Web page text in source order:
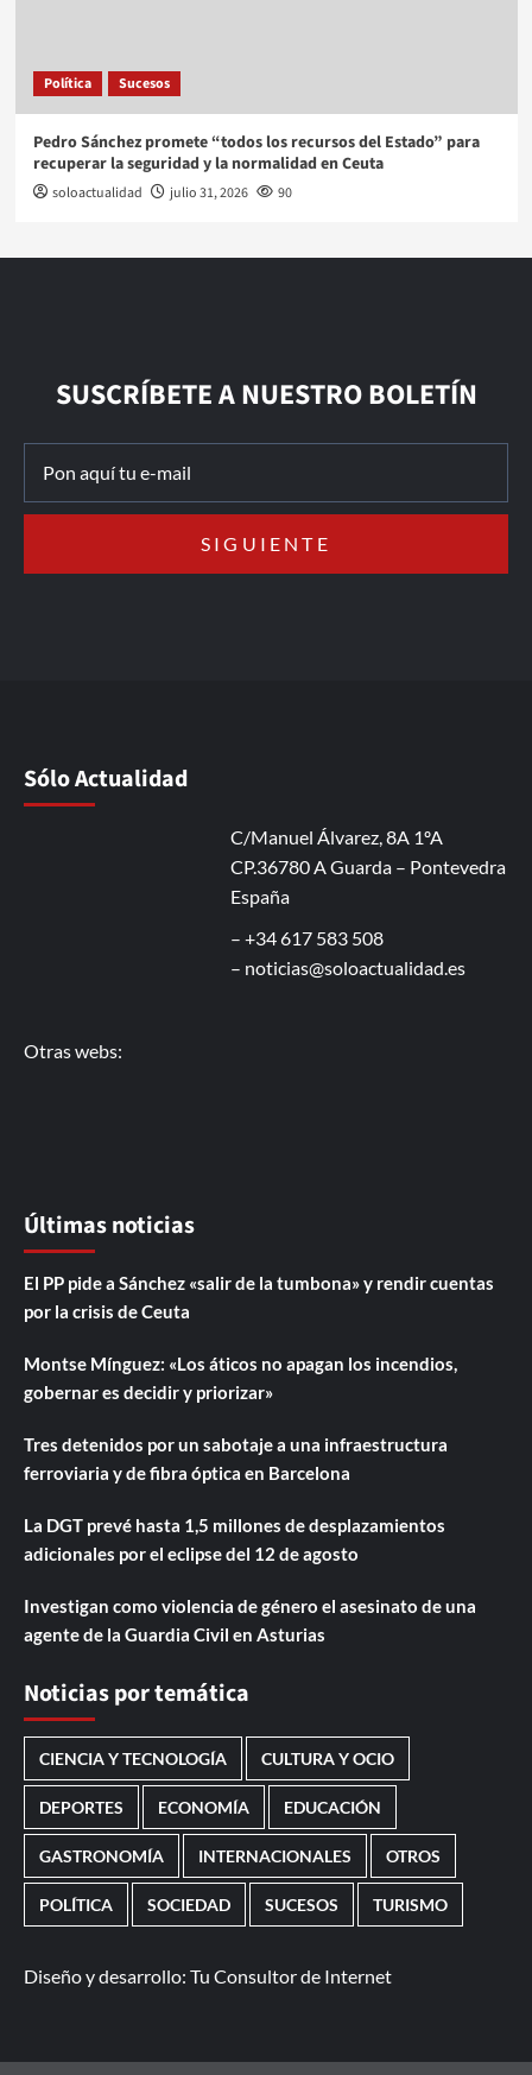
Política Sucesos
Pedro Sánchez promete “todos los recursos del Estado” para
recuperar la seguridad y la normalidad en Ceuta
soloactualidad julio 31, 2026 90
SUSCRÍBETE A NUESTRO BOLETÍN
Sólo Actualidad
C/Manuel Álvarez, 8A 1ºA
CP.36780 A Guarda – Pontevedra
España
– +34 617 583 508
– noticias@soloactualidad.es
Otras webs:
Últimas noticias
El PP pide a Sánchez «salir de la tumbona» y rendir cuentas
por la crisis de Ceuta
Montse Mínguez: «Los áticos no apagan los incendios,
gobernar es decidir y priorizar»
Tres detenidos por un sabotaje a una infraestructura
ferroviaria y de fibra óptica en Barcelona
La DGT prevé hasta 1,5 millones de desplazamientos
adicionales por el eclipse del 12 de agosto
Investigan como violencia de género el asesinato de una
agente de la Guardia Civil en Asturias
Noticias por temática
CIENCIA Y TECNOLOGÍA CULTURA Y OCIO
DEPORTES ECONOMÍA EDUCACIÓN
GASTRONOMÍA INTERNACIONALES OTROS
POLÍTICA SOCIEDAD SUCESOS TURISMO
Diseño y desarrollo: Tu Consultor de Internet